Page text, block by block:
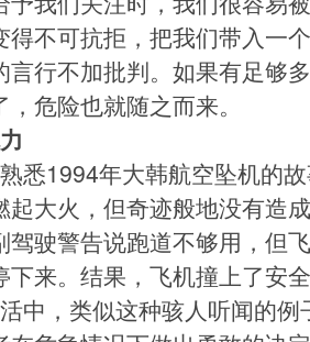
得不可抗拒，把我们带入一
言行不加批判。如果有足够
危险也就随之而来。
悉1994年大韩航空坠机的
起大火，但奇迹般地没有造
驾驶警告说跑道不够用，但
下来。结果，飞机撞上了安
中，类似这种骇人听闻的